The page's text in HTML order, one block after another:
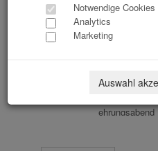
Notwendige Cookies
Analytics
Marketing
Auswahl